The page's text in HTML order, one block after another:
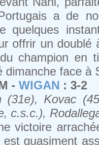
a de
quelques
offrir un doublé
champion en
dimanche face à
- WIGAN : 3-2
(31e), Kovac
c.s.c.),
victoire
quasiment